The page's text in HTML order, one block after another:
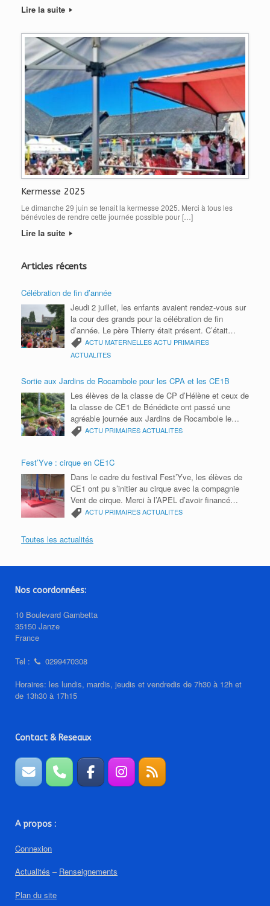
Lire la suite
Kermesse 2025
Le dimanche 29 juin se tenait la kermesse 2025. Merci à tous les
bénévoles de rendre cette journée possible pour […]
Lire la suite
Articles récents
Célébration de fin d’année
Jeudi 2 juillet, les enfants avaient rendez-vous sur
la cour des grands pour la célébration de fin
d’année. Le père Thierry était présent. C’était
l’occasion de remercier toute la communauté
éducative pour cette année scolaire. Bonnes
ACTU MATERNELLESACTU PRIMAIRES
ACTUALITES
Sortie aux Jardins de Rocambole pour les CPA et les CE1B
Les élèves de la classe de CP d’Hélène et ceux de
la classe de CE1 de Bénédicte ont passé une
agréable journée aux Jardins de Rocambole le
mardi 9 juin. Ils ont participé à un parcours photos
jardin. Ils ont notamment appris à reconnaître les
insectes grâce à leurs six pattes et observé des
cloportes ainsi que d’autres petits animaux. Une
sortie ludique et enrichissante, au plus près de la
nature ! Un grand merci aux parents
accompagnateurs pour leur aide et leur présence
ACTU PRIMAIRESACTUALITES
Fest’Yve : cirque en CE1C
Dans le cadre du festival Fest’Yve, les élèves de
CE1 ont pu s’initier au cirque avec la compagnie
Vent de cirque. Merci à l’APEL d’avoir financé
cette activité et à la mairie d’organiser ces ateliers
ACTU PRIMAIRESACTUALITES
Toutes les actualités
Nos coordonnées:
10 Boulevard Gambetta
35150 Janze
France
Tel : 0299470308
Horaires: les lundis, mardis, jeudis et vendredis de 7h30 à 12h et
de 13h30 à 17h15
Contact & Reseaux
A propos :
Connexion
Actualités – Renseignements
Plan du site